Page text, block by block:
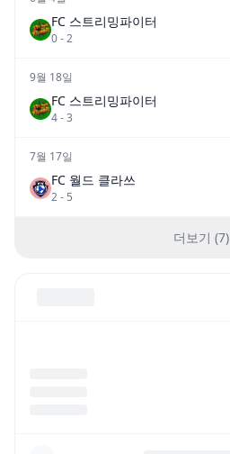
FC 스트리밍파이터
0-2
9월 18일
FC 스트리밍파이터
4-3
7월 17일
FC 월드 클라쓰
2- 5
더보기 (7)